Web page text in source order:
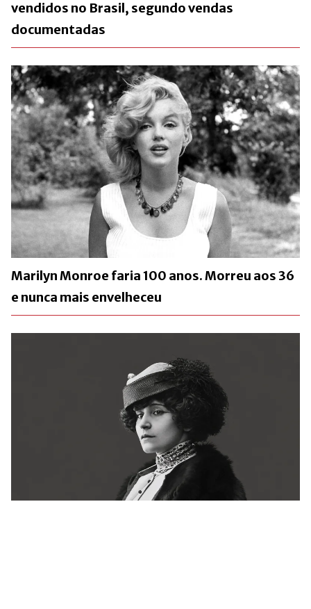
vendidos no Brasil, segundo vendas
documentadas
Marilyn Monroe faria 100 anos. Morreu aos 36
e nunca mais envelheceu